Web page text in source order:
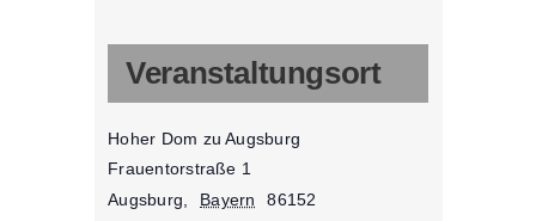
Veranstaltungsort
Hoher Dom zu Augsburg
Frauentorstraße 1
Augsburg, Bayern
86152